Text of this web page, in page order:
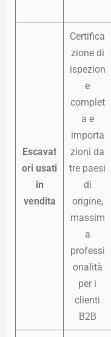
Escavat
ori usati
in
vendita
Certifica
zione di
ispezion
e
complet
a e
importa
zioni da
tre paesi
di
origine,
massim
a
professi
onalità
per i
clienti
B2B